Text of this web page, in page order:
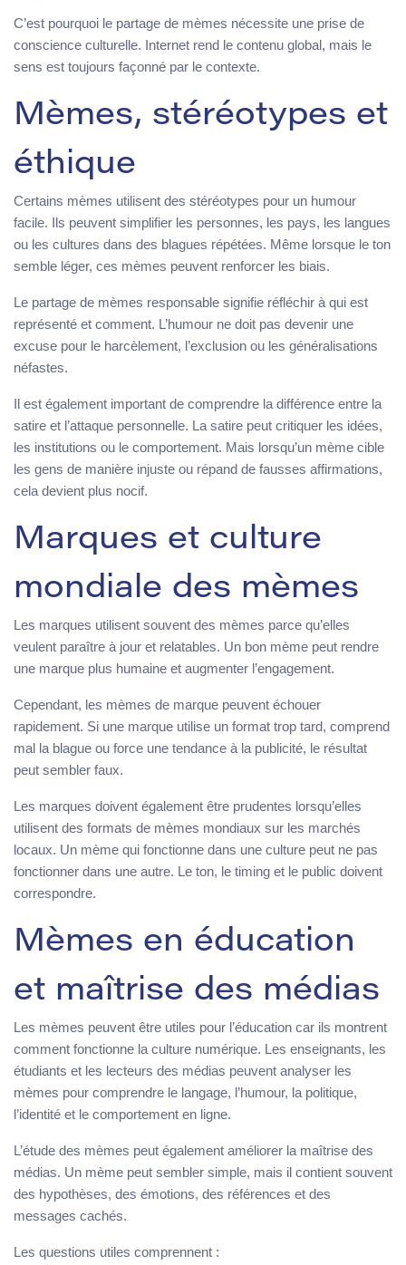
C’est pourquoi le partage de mèmes nécessite une prise de
conscience culturelle. Internet rend le contenu global, mais le
sens est toujours façonné par le contexte.
Mèmes, stéréotypes et
éthique
Certains mèmes utilisent des stéréotypes pour un humour
facile. Ils peuvent simplifier les personnes, les pays, les langues
ou les cultures dans des blagues répétées. Même lorsque le ton
semble léger, ces mèmes peuvent renforcer les biais.
Le partage de mèmes responsable signifie réfléchir à qui est
représenté et comment. L’humour ne doit pas devenir une
excuse pour le harcèlement, l’exclusion ou les généralisations
néfastes.
Il est également important de comprendre la différence entre la
satire et l’attaque personnelle. La satire peut critiquer les idées,
les institutions ou le comportement. Mais lorsqu’un mème cible
les gens de manière injuste ou répand de fausses affirmations,
cela devient plus nocif.
Marques et culture
mondiale des mèmes
Les marques utilisent souvent des mèmes parce qu’elles
veulent paraître à jour et relatables. Un bon mème peut rendre
une marque plus humaine et augmenter l’engagement.
Cependant, les mèmes de marque peuvent échouer
rapidement. Si une marque utilise un format trop tard, comprend
mal la blague ou force une tendance à la publicité, le résultat
peut sembler faux.
Les marques doivent également être prudentes lorsqu’elles
utilisent des formats de mèmes mondiaux sur les marchés
locaux. Un mème qui fonctionne dans une culture peut ne pas
fonctionner dans une autre. Le ton, le timing et le public doivent
correspondre.
Mèmes en éducation
et maîtrise des médias
Les mèmes peuvent être utiles pour l’éducation car ils montrent
comment fonctionne la culture numérique. Les enseignants, les
étudiants et les lecteurs des médias peuvent analyser les
mèmes pour comprendre le langage, l’humour, la politique,
l’identité et le comportement en ligne.
L’étude des mèmes peut également améliorer la maîtrise des
médias. Un mème peut sembler simple, mais il contient souvent
des hypothèses, des émotions, des références et des
messages cachés.
Les questions utiles comprennent :